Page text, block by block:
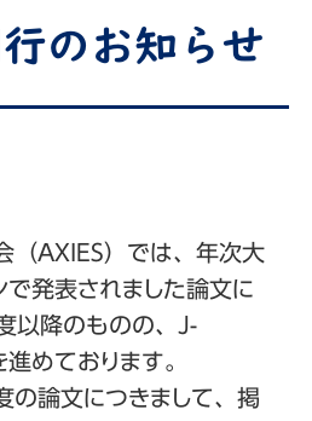
のお知らせ
（AXIES）では、年次大
で発表されました論文に
以降のものの、J-
めております。
論文につきまして、掲